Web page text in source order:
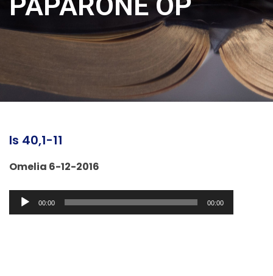
Is 40,1-11
Omelia 6-12-2016
Audio
Player00:00 00:00